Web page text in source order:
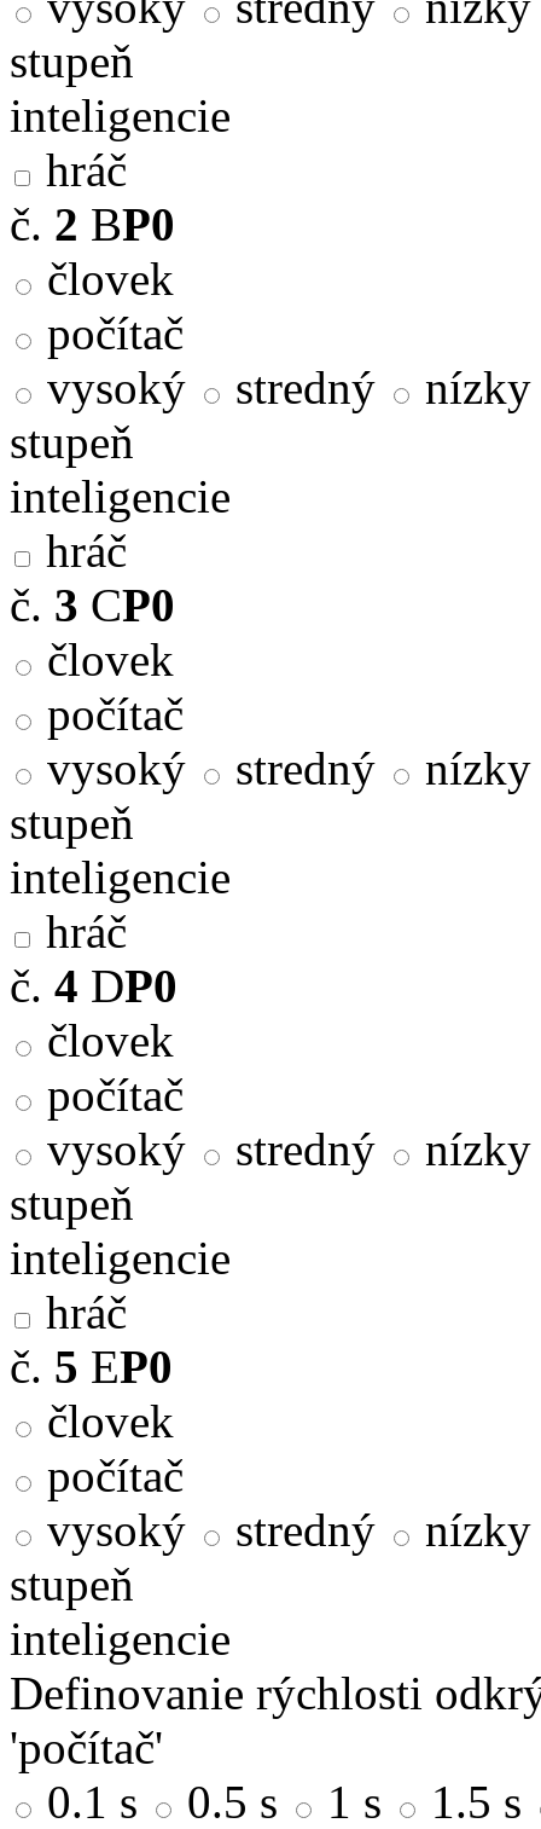
stupeň
inteligencie
hráč
č. 2 BP0
človek
počítač
vysoký
stredný
nízky
stupeň
inteligencie
hráč
č. 3 CP0
človek
počítač
vysoký
stredný
nízky
stupeň
inteligencie
hráč
č. 4 DP0
človek
počítač
vysoký
stredný
nízky
stupeň
inteligencie
hráč
č. 5 EP0
človek
počítač
vysoký
stredný
nízky
stupeň
inteligencie
Definovanie rýchlosti
'počítač'
0.1 s
0.5 s 1 s
1.5 s